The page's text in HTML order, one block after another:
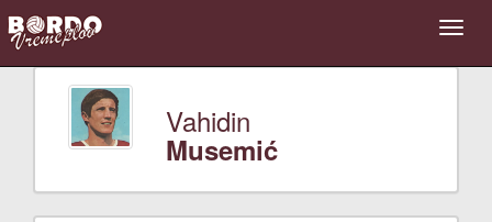
Vahidin
Musemić